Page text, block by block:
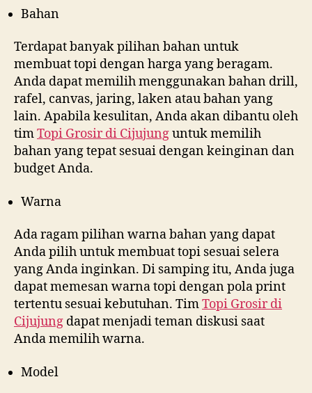
Bahan
Terdapat banyak pilihan bahan untuk
membuat topi dengan harga yang beragam.
Anda dapat memilih menggunakan bahan drill,
rafel, canvas, jaring, laken atau bahan yang
lain. Apabila kesulitan, Anda akan dibantu oleh
timTopi Grosir di Cijujunguntuk memilih
bahan yang tepat sesuai dengan keinginan dan
budget Anda.
Warna
Ada ragam pilihan warna bahan yang dapat
Anda pilih untuk membuat topi sesuai selera
yang Anda inginkan. Di samping itu, Anda juga
dapat memesan warna topi dengan pola print
tertentu sesuai kebutuhan. TimTopi Grosir di
Cijujung dapat menjadi teman diskusi saat
Anda memilih warna.
Model